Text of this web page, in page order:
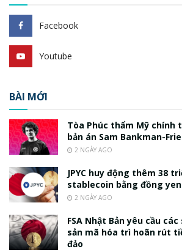
Facebook
Youtube
BÀI MỚI
Tòa Phúc thẩm Mỹ
bản án Sam Bankman-
2 NGÀY AGO
JPYC huy động thêm 38
stablecoin bằng đồng yen
2 NGÀY AGO
FSA Nhật Bản yêu cầu
sản mã hóa trì hoãn rút
đảo